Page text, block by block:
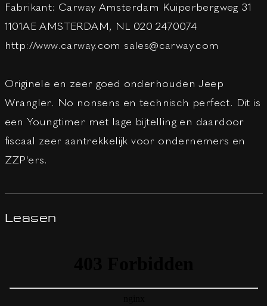
Fabrikant: Carway Amsterdam Kuiperbergweg 31
1101AE AMSTERDAM, NL 020 2470074
http://www.carway.com sales@carway.com
Originele en zeer goed onderhouden Jeep
Wrangler. No nonsens en technisch perfect. Dit is
een Youngtimer met lage bijtelling en daardoor
fiscaal zeer aantrekkelijk voor ondernemers en
ZZP'ers.
Leasen